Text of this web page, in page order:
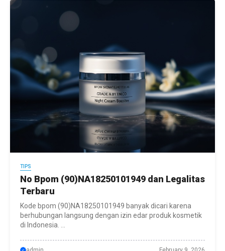
TIPS
No Bpom (90)NA18250101949 dan Legalitas
Terbaru
Kode bpom (90)NA18250101949 banyak dicari karena
berhubungan langsung dengan izin edar produk kosmetik
di Indonesia. ...